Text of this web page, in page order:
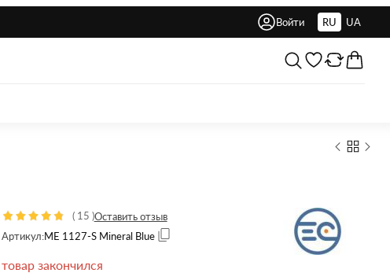
Войти RU UA
( 15 )Оставить отзыв
Артикул:ME 1127-S Mineral Blue
товар закончился